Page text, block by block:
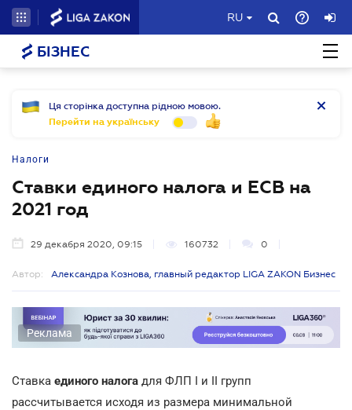
RU
БІЗНЕС
Ця сторінка доступна рідною мовою.
Перейти на українську
Налоги
Ставки единого налога и ЕСВ на
2021 год
29 декабря 2020, 09:15 160732 0
Автор: Александра Кознова, главный редактор LIGA ZAKON Бизнес
Реклама
Ставка единого налога для ФЛП I и II гpупп
рассчитывается исходя из размера минимальной